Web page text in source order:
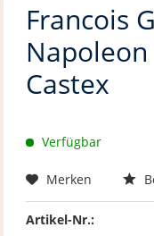
Francois
Castex
Verfügbar
Merken
Artikel-Nr.: